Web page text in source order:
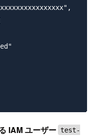
IAM ユーザー test-